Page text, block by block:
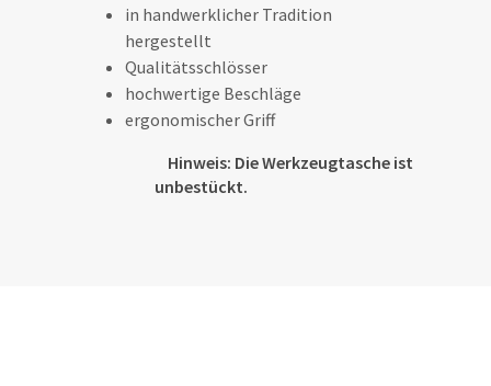
in handwerklicher Tradition
hergestellt
Qualitätsschlösser
hochwertige Beschläge
ergonomischer Griff
Hinweis: Die Werkzeugtasche ist
unbestückt.